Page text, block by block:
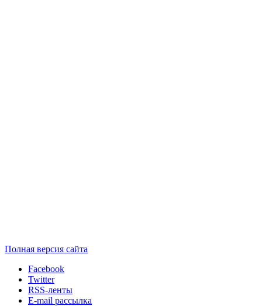
Полная версия сайта
Facebook
Twitter
RSS-ленты
E-mail рассылка